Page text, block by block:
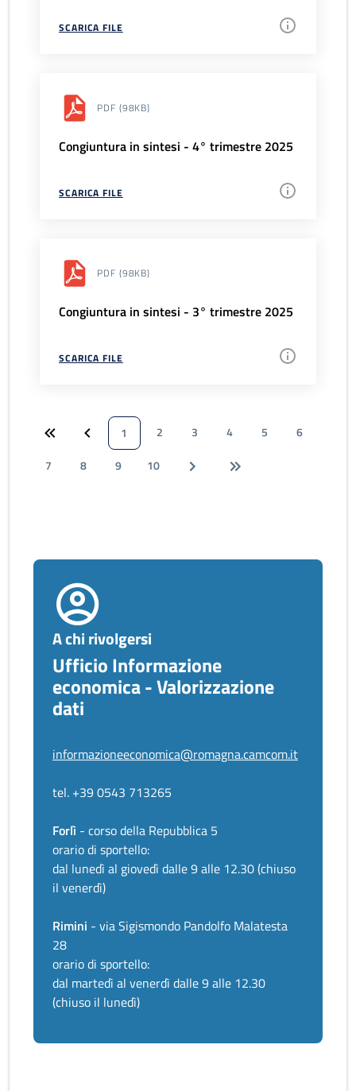
SCARICA FILE
PDF (98KB)
Congiuntura in sintesi - 4° trimestre 2025
SCARICA FILE
PDF (98KB)
Congiuntura in sintesi - 3° trimestre 2025
SCARICA FILE
1 2 3 4 5
6
7
8 9 10
A chi rivolgersi
Ufficio Informazione
economica - Valorizzazione
dati
informazioneeconomica@romagna.camcom.it
tel. +39 0543 713265
Forlì - corso della Repubblica 5
orario di sportello:
dal lunedì al giovedì dalle 9 alle 12.30 (chiuso
il venerdì)
Rimini - via Sigismondo Pandolfo Malatesta
28
orario di sportello:
dal martedì al venerdì dalle 9 alle 12.30
(chiuso il lunedì)